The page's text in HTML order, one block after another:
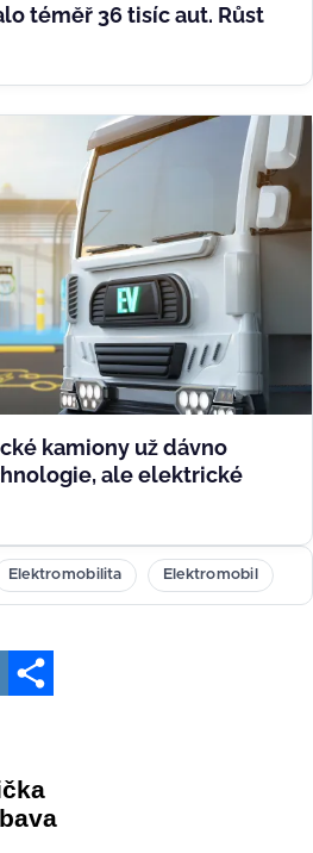
téměř 36 tisíc aut. Růst
kamiony už dávno
ale elektrické
Elektromobilita Elektromobil